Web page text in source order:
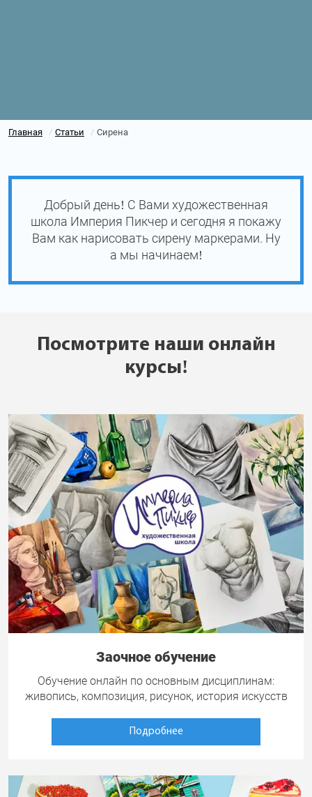
Главная / Статьи / Сирена
Добрый день! С Вами художественная
школа Империя Пикчер и сегодня я покажу
Вам как нарисовать сирену маркерами. Ну
а мы начинаем!
Посмотрите наши онлайн
курсы!
Заочное обучение
Обучение онлайн по основным дисциплинам:
живопись, композиция, рисунок, история искусств
Подробнее